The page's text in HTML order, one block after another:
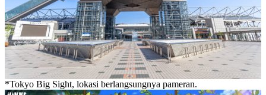
*Tokyo Big Sight, lokasi berlangsungnya pameran.